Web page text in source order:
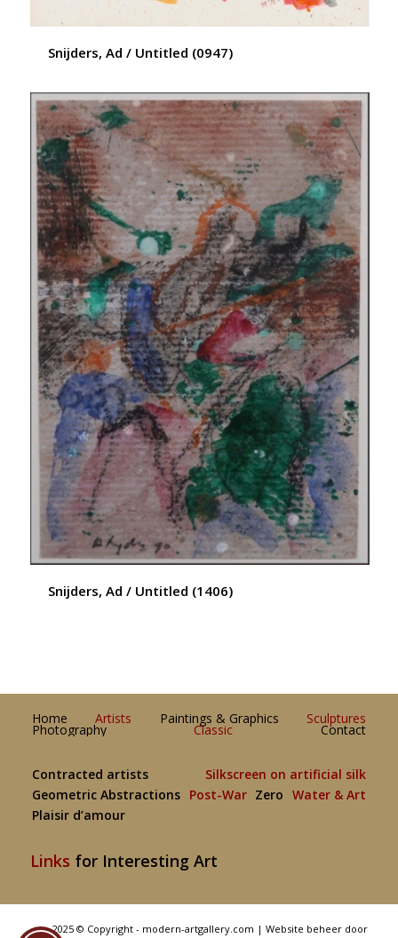
Snijders, Ad / Untitled (0947)
Snijders, Ad / Untitled (1406)
Home Artists Paintings & Graphics Sculptures
Photography Classic Contact
Contracted artists
Silkscreen on artificial silk
Geometric Abstractions
Post-War Zero Water & Art
Plaisir d’amour
Links for Interesting Art
2025 © Copyright - modern-artgallery.com |Website beheer door